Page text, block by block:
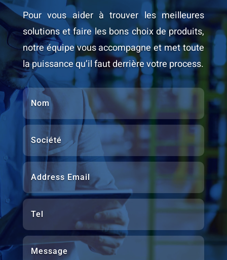
Pour vous aider à trouver les meilleures
solutions et faire les bons choix de produits,
notre équipe vous accompagne et met toute
la puissance qu’il faut derrière votre process.